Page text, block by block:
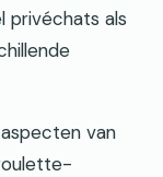
privéchats als
van